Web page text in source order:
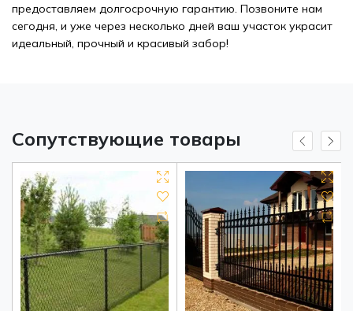
предоставляем долгосрочную гарантию. Позвоните нам
сегодня, и уже через несколько дней ваш участок украсит
идеальный, прочный и красивый забор!
Сопутствующие товары